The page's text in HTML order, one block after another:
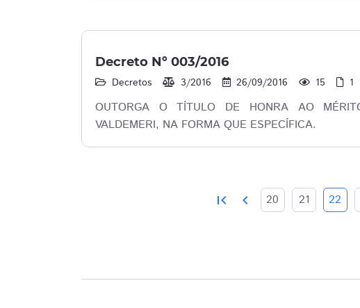
Decreto Nº 003/2016
Decretos 3/2016 26/09/2016 15 1
OUTORGA O TÍTULO DE HONRA AO
VALDEMERI, NA FORMA QUE ESPECÍFICA.
first_page chevron_left 20 21 22